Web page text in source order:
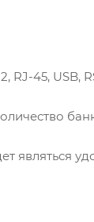
RJ-45, USB,